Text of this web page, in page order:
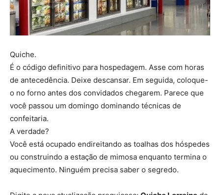
Quiche.
É o código definitivo para hospedagem. Asse com horas
de antecedência. Deixe descansar. Em seguida, coloque-
o no forno antes dos convidados chegarem. Parece que
você passou um domingo dominando técnicas de
confeitaria.
A verdade?
Você está ocupado endireitando as toalhas dos hóspedes
ou construindo a estação de mimosa enquanto termina o
aquecimento. Ninguém precisa saber o segredo.